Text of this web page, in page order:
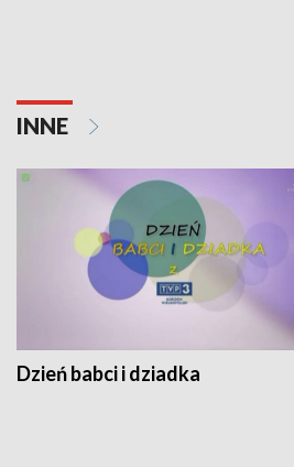
INNE
Dzień babci i dziadka